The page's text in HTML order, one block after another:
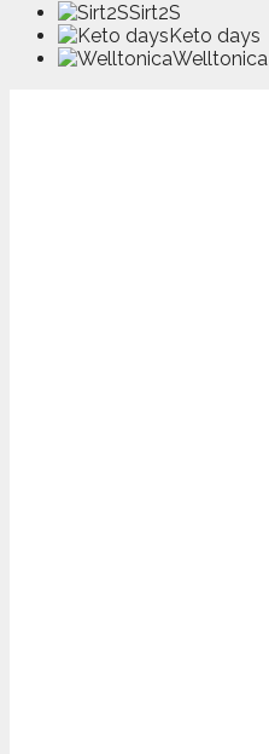
Sirt2S
Keto days
Welltonica